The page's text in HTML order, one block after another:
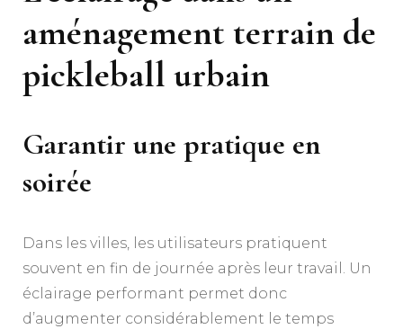
aménagement terrain de
pickleball urbain
Garantir une pratique en
soirée
Dans les villes, les utilisateurs pratiquent
souvent en fin de journée après leur travail. Un
éclairage performant permet donc
d’augmenter considérablement le temps